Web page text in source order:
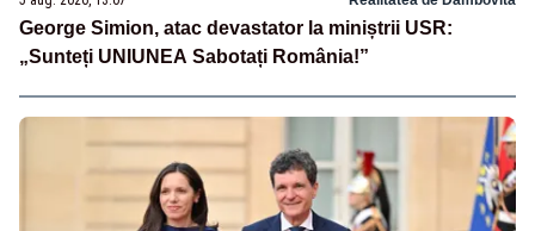
George Simion, atac devastator la miniștrii USR:
„Sunteți UNIUNEA Sabotați România!”